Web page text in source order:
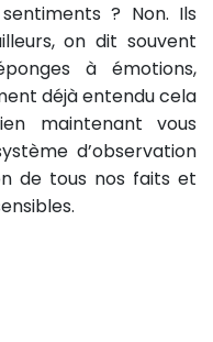
? Non. Ils
on dit souvent
à émotions,
déjà entendu cela
maintenant vous
d’observation
de tous nos faits et